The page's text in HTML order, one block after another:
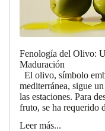
Fenología del Olivo:
Maduración
El olivo, símbolo
mediterránea, sigue
las estaciones. Para
fruto, se ha requerido
Leer más...